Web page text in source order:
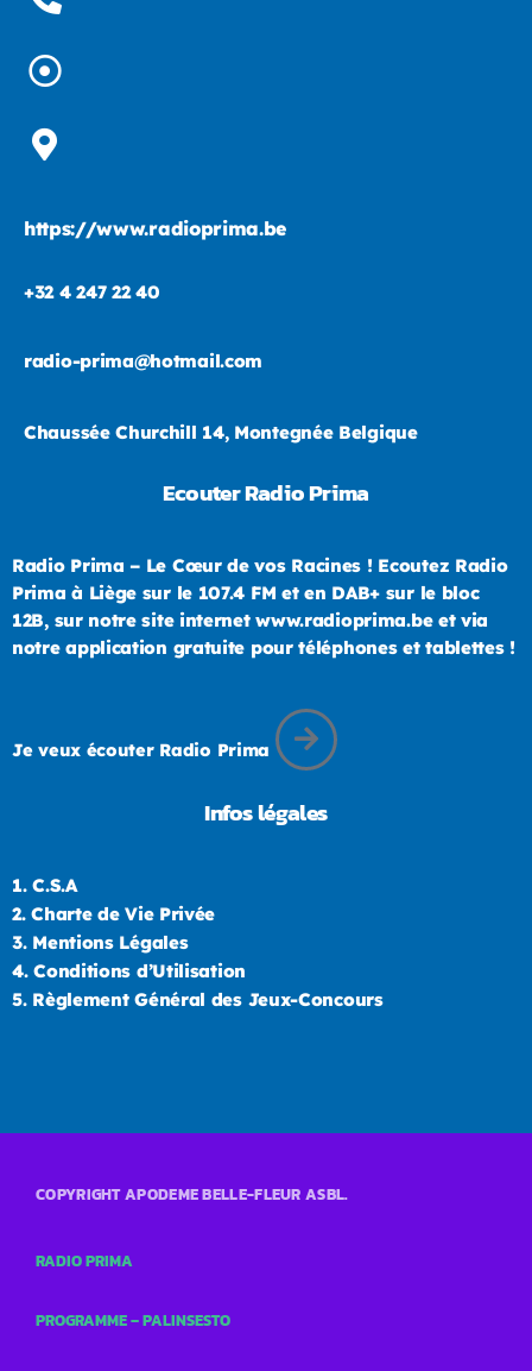
https://www.radioprima.be
+32 4 247 22 40
radio-prima@hotmail.com
Chaussée Churchill 14, Montegnée Belgique
Ecouter Radio Prima
Radio Prima – Le Cœur de vos Racines ! Ecoutez Radio
Prima à Liège sur le 107.4 FM et en DAB+ sur le bloc
12B, sur notre site internet www.radioprima.be et via
notre application gratuite pour téléphones et tablettes !
Je veux écouter Radio Prima
Infos légales
1. C.S.A
2. Charte de Vie Privée
3. Mentions Légales
4. Conditions d’Utilisation
5. Règlement Général des Jeux-Concours
COPYRIGHT APODEME BELLE-FLEUR ASBL.
RADIO PRIMA
PROGRAMME – PALINSESTO